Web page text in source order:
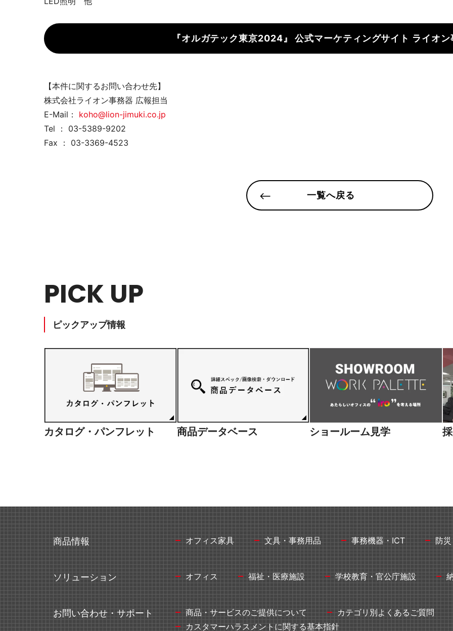
『オルガテック東京2024』 公式マーケティングサイト ライオ
【本件に関するお問い合わせ先】
株式会社ライオン事務器 広報担当
E-Mail： koho@lion-jimuki.co.jp
Tel ： 03-5389-9202
Fax ： 03-3369-4523
一覧へ戻る
PICK UP
ピックアップ情報
カタログ・パンフレット 商品データベース ショールーム見学
商品情報 オフィス家具 文具・事務用品 事務機器・ICT 防
ソリューション オフィス 福祉・医療施設 学校教育・官公庁施設
お問い合わせ・サポート 商品・サービスのご提供について カテゴリ別よくあるご質問
カスタマーハラスメントに関する基本指針
収納家具・ロッカー
医療・福祉施設用家具